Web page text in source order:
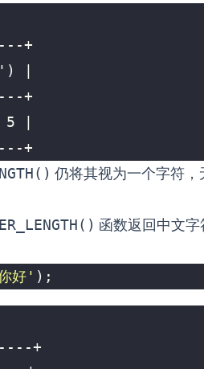
+
仍将其视为一个字符
函数返回中文字
好' );